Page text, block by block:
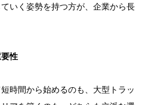
いく姿勢を持つ方が、企業から長
性
時間から始めるのも、大型トラッ